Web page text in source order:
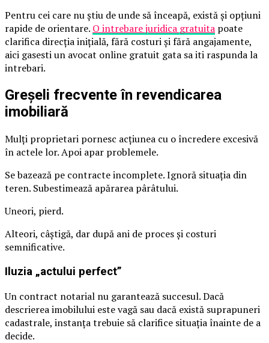
Pentru cei care nu știu de unde să înceapă, există și opțiuni
rapide de orientare. O intrebare juridica gratuita poate
clarifica direcția inițială, fără costuri și fără angajamente,
aici gasesti un avocat online gratuit gata sa iti raspunda la
intrebari.
Greșeli frecvente în revendicarea
imobiliară
Mulți proprietari pornesc acțiunea cu o încredere excesivă
în actele lor. Apoi apar problemele.
Se bazează pe contracte incomplete. Ignoră situația din
teren. Subestimează apărarea pârâtului.
Uneori, pierd.
Alteori, câștigă, dar după ani de proces și costuri
semnificative.
Iluzia „actului perfect”
Un contract notarial nu garantează succesul. Dacă
descrierea imobilului este vagă sau dacă există suprapuneri
cadastrale, instanța trebuie să clarifice situația înainte de a
decide.